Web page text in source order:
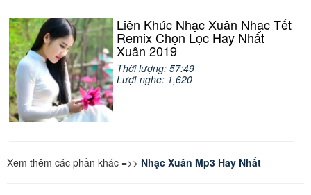
Liên Khúc Nhạc Xuân Nhạc Tết
Remix Chọn Lọc Hay Nhất
Xuân 2019
Thời lượng: 57:49
Lượt nghe: 1,620
Xem thêm các phần khác =>> Nhạc Xuân Mp3 Hay Nhất